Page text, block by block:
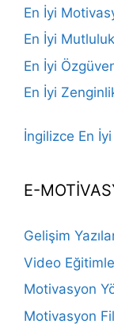
En İyi
En İyi
En İyi
En İyi
İngilizce En
E-
Gelişim
Video
Motivasyon
Motivasyon